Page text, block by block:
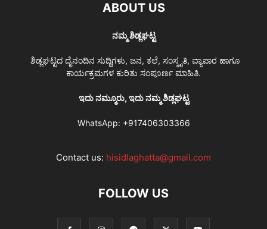
ABOUT US
ನಮ್ಮ ಶಿಡ್ಲಘಟ್ಟ
ಶಿಡ್ಲಘಟ್ಟದ ದೈನಂದಿನ ಸುದ್ದಿಗಳು, ಜನ, ಕಲೆ, ಸಂಸ್ಕೃತಿ, ವ್ಯಾಪಾರ ಹಾಗೂ
ಕಾರ್ಯಕ್ರಮಗಳ ಕುರಿತು ಸಂಪೂರ್ಣ ಮಾಹಿತಿ.
ಇದು ನಮ್ಮೂರು, ಇದು ನಮ್ಮ ಶಿಡ್ಲಘಟ್ಟ
WhatsApp: +917406303366
Contact us: hisidlaghatta@gmail.com
FOLLOW US